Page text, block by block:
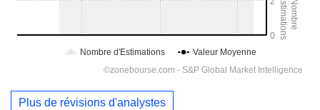
Plus de révisions d'analystes